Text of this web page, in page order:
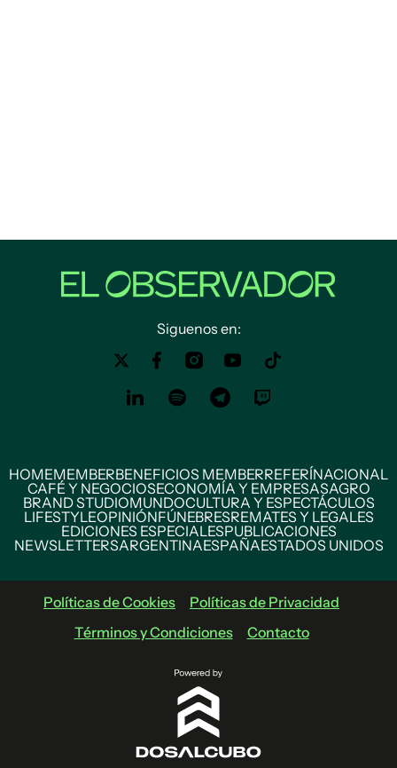
Siguenos en:
HOMEMEMBERBENEFICIOS MEMBERREFERÍNACIONAL
CAFÉ Y NEGOCIOSECONOMÍA Y EMPRESASAGRO
BRAND STUDIOMUNDOCULTURA Y ESPECTÁCULOS
LIFESTYLEOPINIÓNFÚNEBRESREMATES Y LEGALES
EDICIONES ESPECIALESPUBLICACIONES
NEWSLETTERSARGENTINAESPAÑAESTADOS UNIDOS
Políticas de Cookies
Políticas de Privacidad
Términos y Condiciones
Contacto